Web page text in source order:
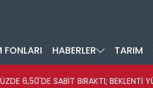
FONLARI HABERLER TARIM
6,50'DE SABİT BIRAKTI; BEKLENTİ